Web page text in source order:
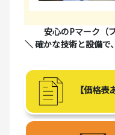
安心のPマーク（
＼ 確かな技術と設備で
【価格